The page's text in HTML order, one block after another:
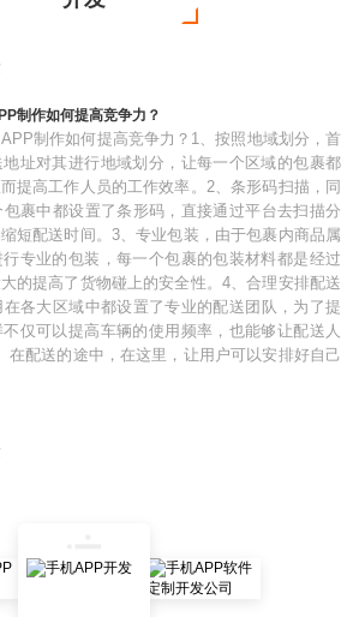
制作如何提高竞争力？
制作如何提高竞争力？1、按照地域划分，首
址对其进行地域划分，让每一个区域的包裹都
提高工作人员的工作效率。2、条形码扫描，同
裹中都设置了条形码，直接通过平台去扫描分
短配送时间。3、专业包装，由于包裹内商品属
专业的包装，每一个包裹的包装材料都是经过
的提高了货物碰上的安全性。4、合理安排配送
各大区域中都设置了专业的配送团队，为了提
仅可以提高车辆的使用频率，也能够让配送人
在配送的途中，在这里，让用户可以安排好自己